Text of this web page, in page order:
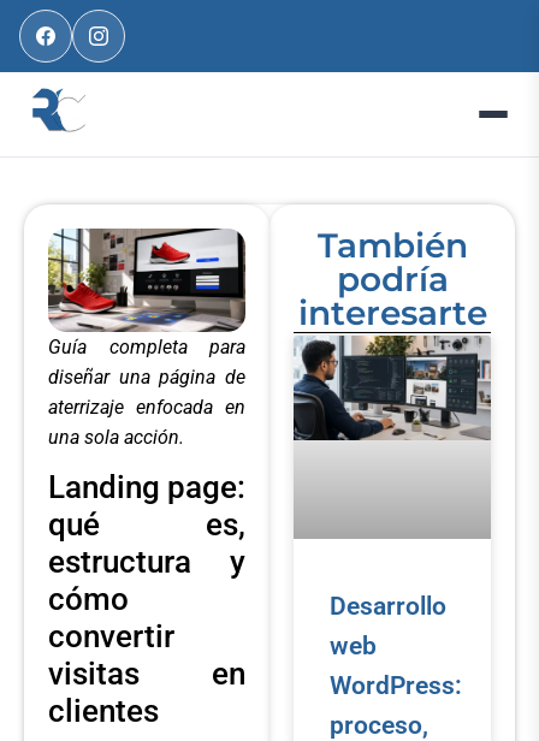
Guía completa para
diseñar una página de
aterrizaje enfocada en
una sola acción.
Landing page:
qué es,
estructura y
cómo
convertir
visitas en
clientes
También
podría
interesarte
Desarrollo
web
WordPress:
proceso,